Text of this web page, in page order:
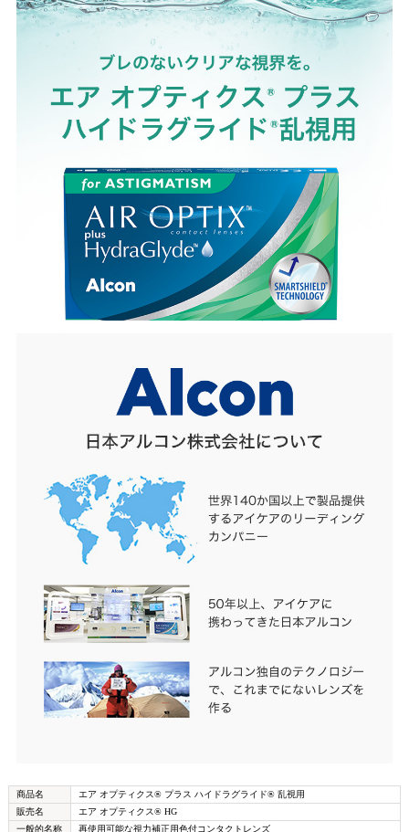
商品名
エア オプティクス® プラス ハイドラグライド® 乱視用
販売名
エア オプティクス® HG
一般的名称
再使用可能な視力補正用色付コンタクトレンズ